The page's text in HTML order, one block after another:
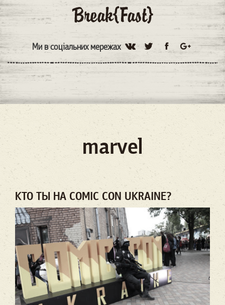
Ми в соціальних мережах
marvel
КТО ТЫ НА COMIC СON UKRAINE?